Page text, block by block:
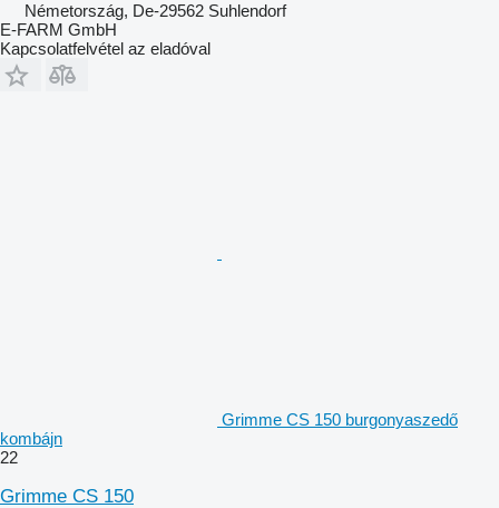
Németország, De-29562 Suhlendorf
E-FARM GmbH
Kapcsolatfelvétel az eladóval
Grimme CS 150 burgonyaszedő
kombájn
22
Grimme CS 150